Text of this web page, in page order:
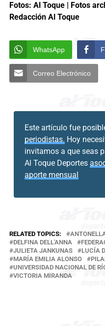
Fotos: Al Toque | Fotos
Redacción Al Toque
WhatsApp
Correo Electrónico
Este artículo fue
periodistas. Hoy
invitamos a que seas
Al Toque Deportes
aporte mensual
RELATED TOPICS:
DELFINA DELL'ANNA
JULIETA JANKUNAS
LUCÍA
MARÍA EMILIA ALONSO
UNIVERSIDAD NACIONAL DE
VICTORIA MIRANDA